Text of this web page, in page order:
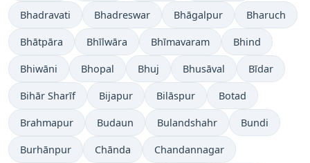
Bhadravati Bhadreswar Bhāgalpur Bharuch
Bhātpāra Bhīlwāra Bhīmavaram Bhind
Bhiwāni Bhopal Bhuj Bhusāval Bīdar
Bihār Sharīf Bijapur Bilāspur Botad
Brahmapur Budaun Bulandshahr Bundi
Burhānpur Chānda Chandannagar